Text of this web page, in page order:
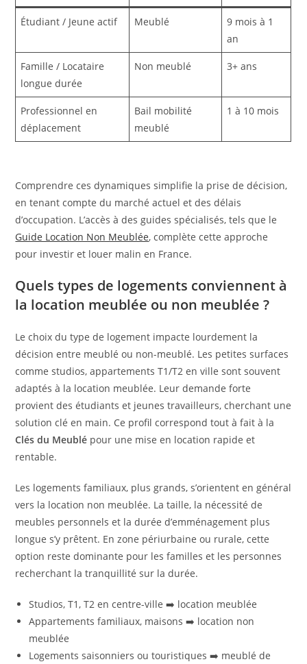
Étudiant / Jeune actif Meublé
9 mois à 1
an
Famille / Locataire
longue durée
Non meublé 3+ ans
Professionnel en
déplacement
Bail mobilité
meublé
1 à 10 mois
Comprendre ces dynamiques simplifie la prise de décision,
en tenant compte du marché actuel et des délais
d’occupation. L’accès à des guides spécialisés, tels que le
Guide Location Non Meublée, complète cette approche
pour investir et louer malin en France.
Quels types de logements conviennent à
la location meublée ou non meublée ?
Le choix du type de logement impacte lourdement la
décision entre meublé ou non-meublé. Les petites surfaces
comme studios, appartements T1/T2 en ville sont souvent
adaptés à la location meublée. Leur demande forte
provient des étudiants et jeunes travailleurs, cherchant une
solution clé en main. Ce profil correspond tout à fait à la
Clés du Meublé pour une mise en location rapide et
rentable.
Les logements familiaux, plus grands, s’orientent en général
vers la location non meublée. La taille, la nécessité de
meubles personnels et la durée d’emménagement plus
longue s’y prêtent. En zone périurbaine ou rurale, cette
option reste dominante pour les familles et les personnes
recherchant la tranquillité sur la durée.
Studios, T1, T2 en centre-ville ➡️ location meublée
Appartements familiaux, maisons ➡️ location non
meublée
Logements saisonniers ou touristiques ➡️ meublé de